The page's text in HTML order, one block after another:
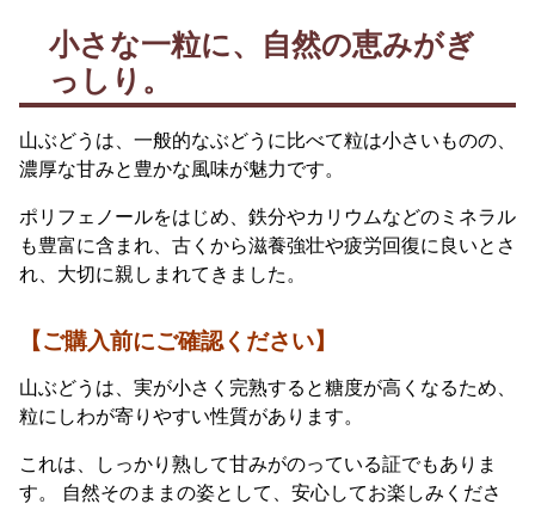
小さな一粒に、自然の恵みがぎ
っしり。
山ぶどうは、一般的なぶどうに比べて粒は小さいものの、
濃厚な甘みと豊かな風味が魅力です。
ポリフェノールをはじめ、鉄分やカリウムなどのミネラル
も豊富に含まれ、古くから滋養強壮や疲労回復に良いとさ
れ、大切に親しまれてきました。
【ご購入前にご確認ください】
山ぶどうは、実が小さく完熟すると糖度が高くなるため、
粒にしわが寄りやすい性質があります。
これは、しっかり熟して甘みがのっている証でもありま
す。 自然そのままの姿として、安心してお楽しみくださ